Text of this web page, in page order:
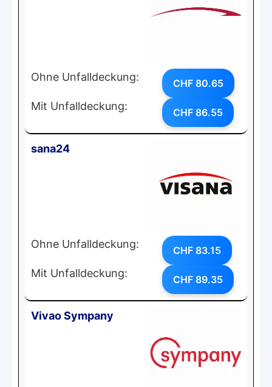
Ohne Unfalldeckung: CHF 80.65
Mit Unfalldeckung: CHF 86.55
sana24
Ohne Unfalldeckung: CHF 83.15
Mit Unfalldeckung: CHF 89.35
Vivao Sympany